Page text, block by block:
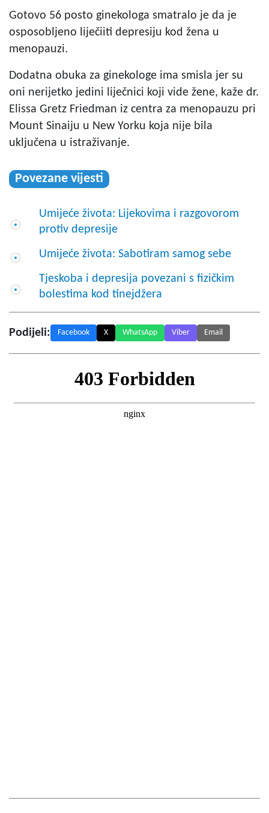
Gotovo 56 posto ginekologa smatralo je da je
osposobljeno liječiiti depresiju kod žena u
menopauzi.
Dodatna obuka za ginekologe ima smisla jer su
oni nerijetko jedini liječnici koji vide žene, kaže dr.
Elissa Gretz Friedman iz centra za menopauzu pri
Mount Sinaiju u New Yorku koja nije bila
uključena u istraživanje.
Povezane vijesti
Umijeće života: Lijekovima i razgovorom
protiv depresije
Umijeće života: Sabotiram samog sebe
Tjeskoba i depresija povezani s fizičkim
bolestima kod tinejdžera
Podijeli: Facebook X WhatsApp Viber Email